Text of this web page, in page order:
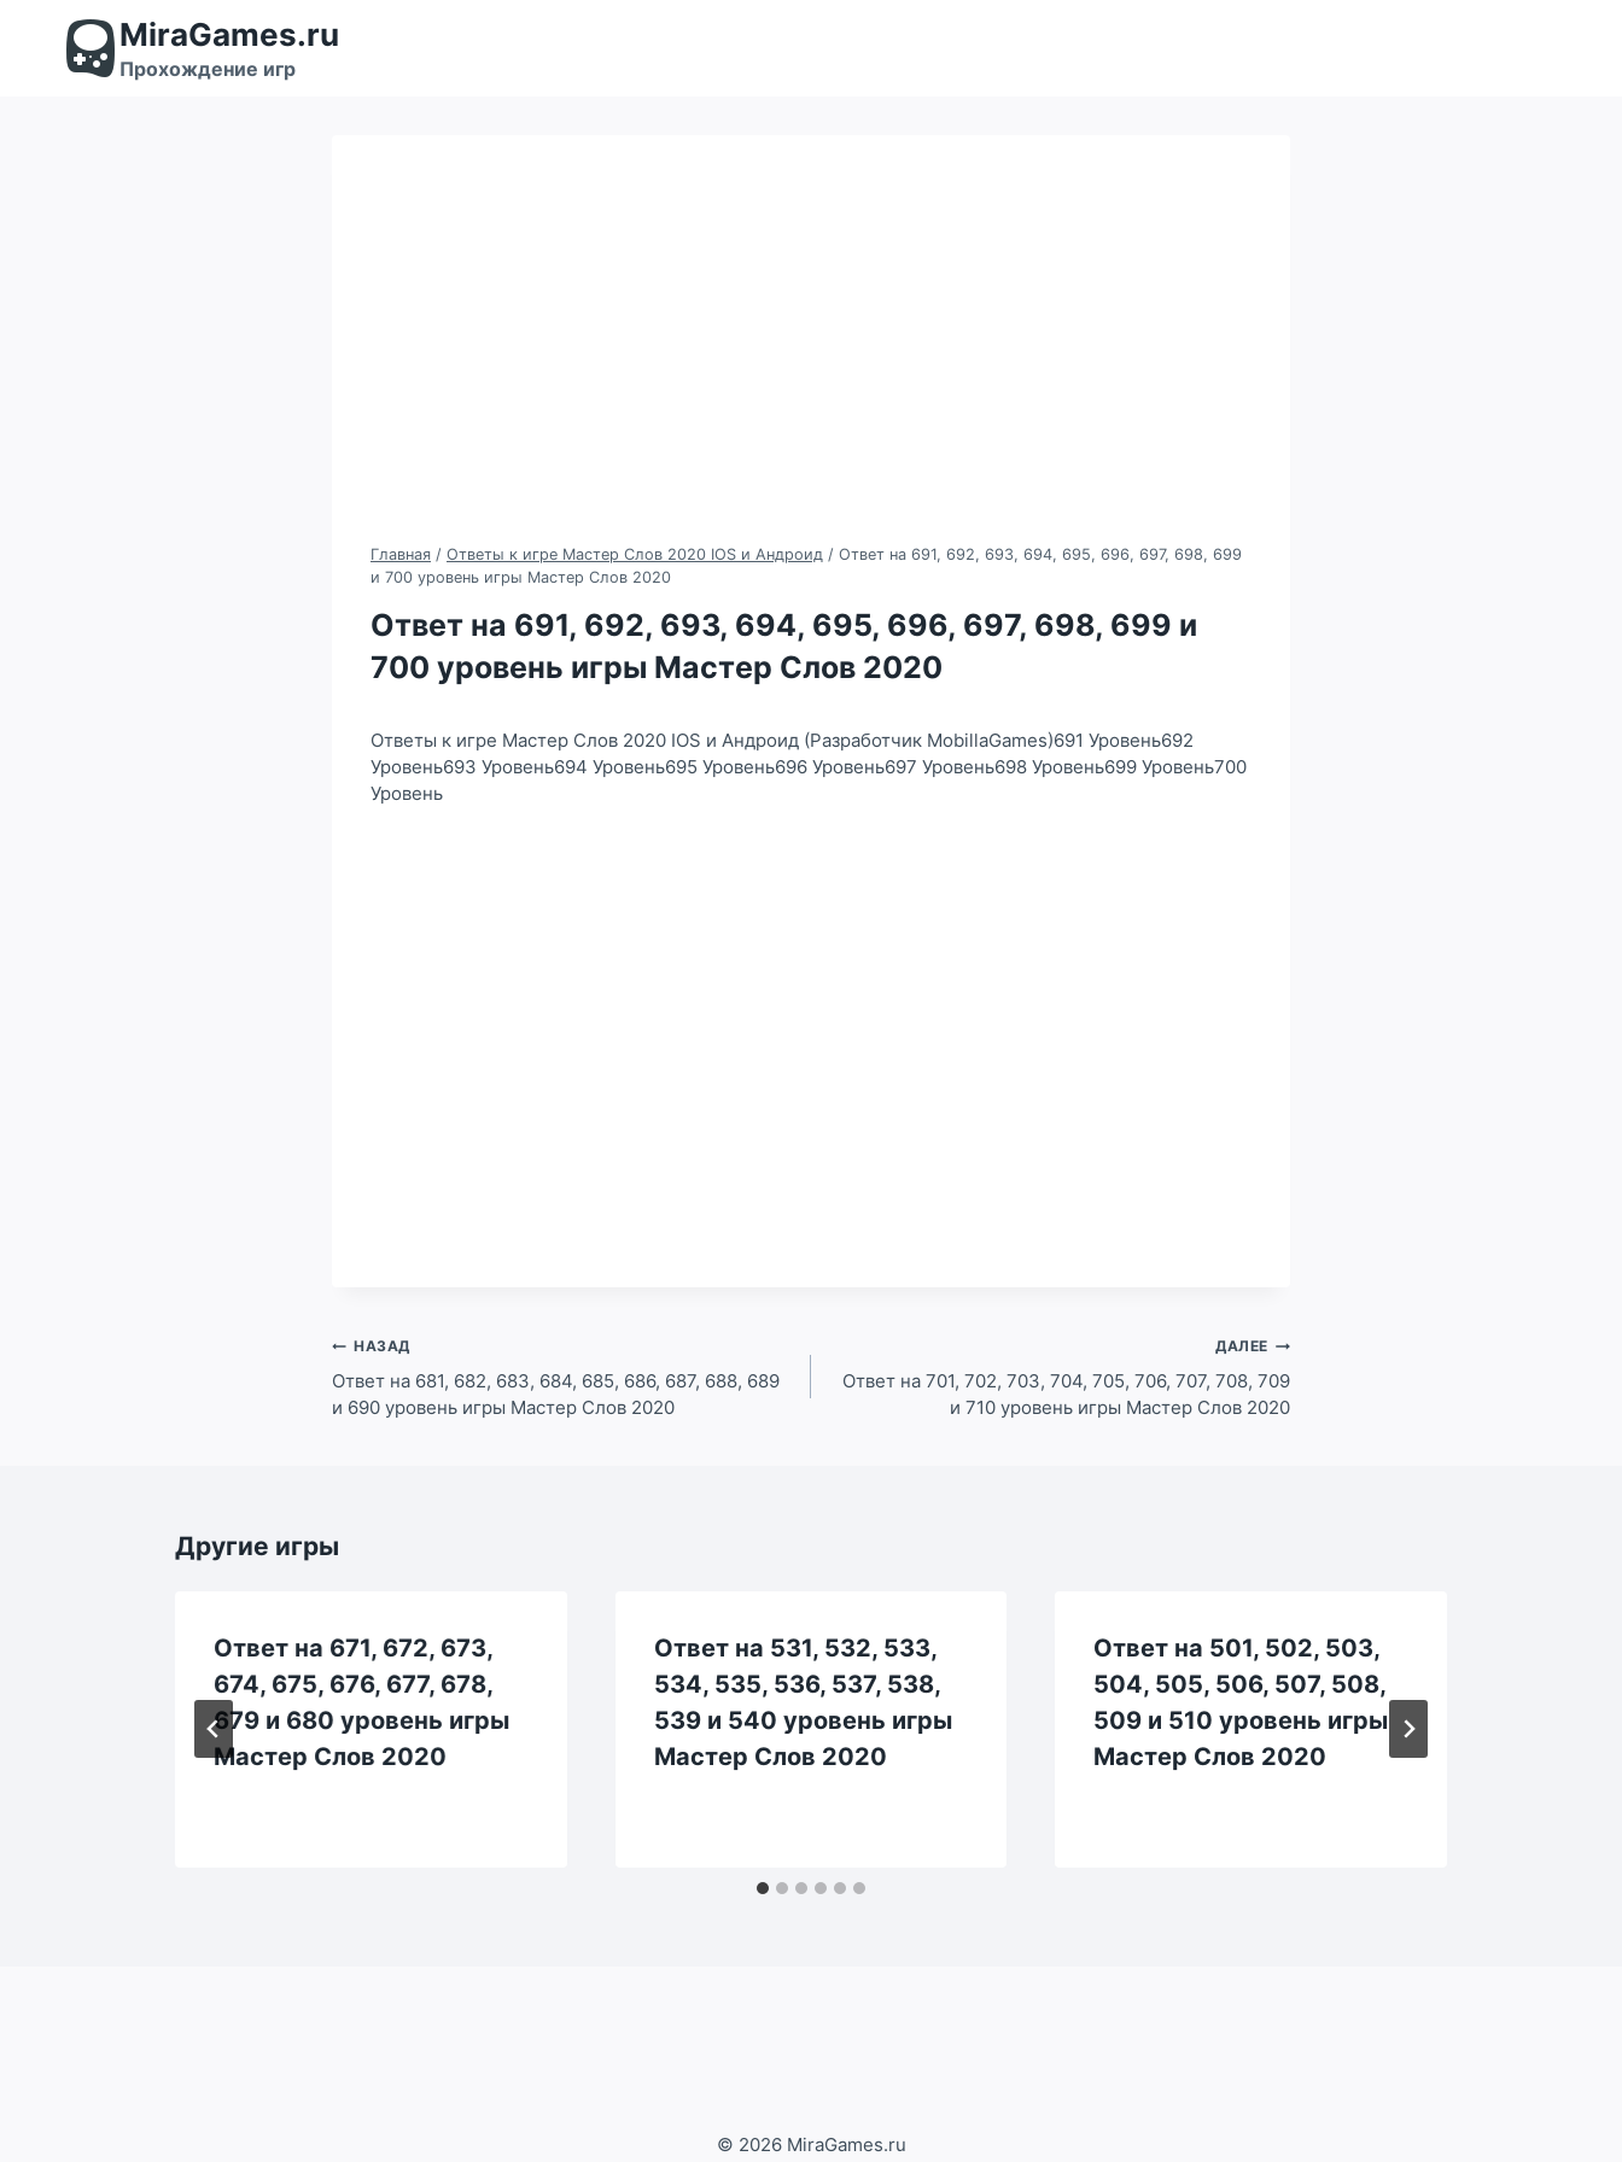
содержимому
MiraGames.ru
Прохождение игр
Главная / Ответы к игре Мастер Слов 2020 IOS и Андроид / Ответ на 691, 692, 693, 694, 695, 696, 697, 698, 699
и 700 уровень игры Мастер Слов 2020
Ответ на 691, 692, 693, 694, 695, 696, 697, 698, 699 и
700 уровень игры Мастер Слов 2020
Ответы к игре Мастер Слов 2020 IOS и Андроид (Разработчик MobillaGames)691 Уровень692
Уровень693 Уровень694 Уровень695 Уровень696 Уровень697 Уровень698 Уровень699 Уровень700
Уровень
Навигация
по
записям
НАЗАД
Ответ на 681, 682, 683, 684, 685, 686, 687, 688, 689
и 690 уровень игры Мастер Слов 2020
ДАЛЕЕ
Ответ на 701, 702, 703, 704, 705, 706, 707, 708, 709
и 710 уровень игры Мастер Слов 2020
Другие игры
Ответ на 671, 672, 673,
674, 675, 676, 677, 678,
679 и 680 уровень игры
Мастер Слов 2020
Ответ на 531, 532, 533,
534, 535, 536, 537, 538,
539 и 540 уровень игры
Мастер Слов 2020
Ответ на 501, 502, 503,
504, 505, 506, 507, 508,
509 и 510 уровень игры
Мастер Слов 2020
© 2026 MiraGames.ru